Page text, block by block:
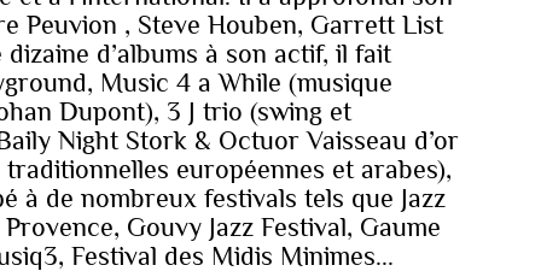
Peuvion , Steve Houben, Garrett List
d’albums à son actif, il fait
Music 4 a While (musique
Dupont), 3 J trio (swing et
Night Stork & Octuor Vaisseau d’or
européennes et arabes),
à de nombreux festivals tels que Jazz
Gouvy Jazz Festival, Gaume
Festival des Midis Minimes...